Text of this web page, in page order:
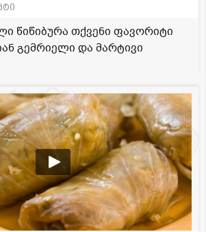
წიწიბურა თქვენი ფავორიტი
გემრიელი და მარტივი